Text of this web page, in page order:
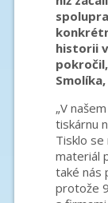
historii
„V
tiskárnu
Tisklo se
materiál
také nás
protože